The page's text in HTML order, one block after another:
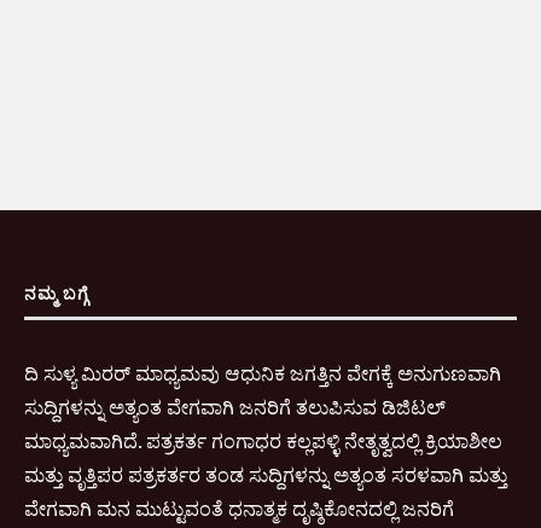
ನಮ್ಮ ಬಗ್ಗೆ
ದಿ ಸುಳ್ಯ ಮಿರರ್ ಮಾಧ್ಯಮವು ಆಧುನಿಕ ಜಗತ್ತಿನ ವೇಗಕ್ಕೆ ಅನುಗುಣವಾಗಿ
ಸುದ್ದಿಗಳನ್ನು ಅತ್ಯಂತ ವೇಗವಾಗಿ ಜನರಿಗೆ ತಲುಪಿಸುವ ಡಿಜಿಟಲ್
ಮಾಧ್ಯಮವಾಗಿದೆ. ಪತ್ರಕರ್ತ ಗಂಗಾಧರ ಕಲ್ಲಪಳ್ಳಿ ನೇತೃತ್ವದಲ್ಲಿ ಕ್ರಿಯಾಶೀಲ
ಮತ್ತು ವೃತ್ತಿಪರ ಪತ್ರಕರ್ತರ ತಂಡ ಸುದ್ದಿಗಳನ್ನು ಅತ್ಯಂತ ಸರಳವಾಗಿ ಮತ್ತು
ವೇಗವಾಗಿ ಮನ ಮುಟ್ಟುವಂತೆ ಧನಾತ್ಮಕ ದೃಷ್ಠಿಕೋನದಲ್ಲಿ ಜನರಿಗೆ